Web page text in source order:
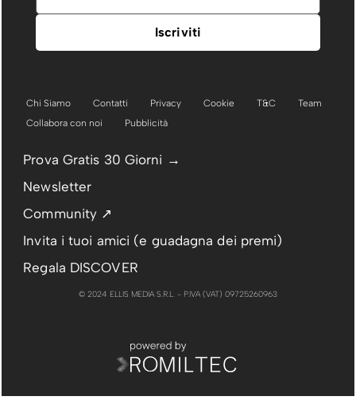
Chi Siamo Contatti Privacy Cookie T&C
Team
Collabora con noi
Pubblicità
Prova Gratis 30 Giorni →
Newsletter
Community ↗
Invita i tuoi amici (e guadagna dei premi)
Regala DISCOVER
© 2024 ELLIS MEDIA S.R.L. - P.IVA (VAT) 09725260963